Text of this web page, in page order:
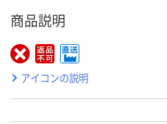
商品説明
アイコンの説明